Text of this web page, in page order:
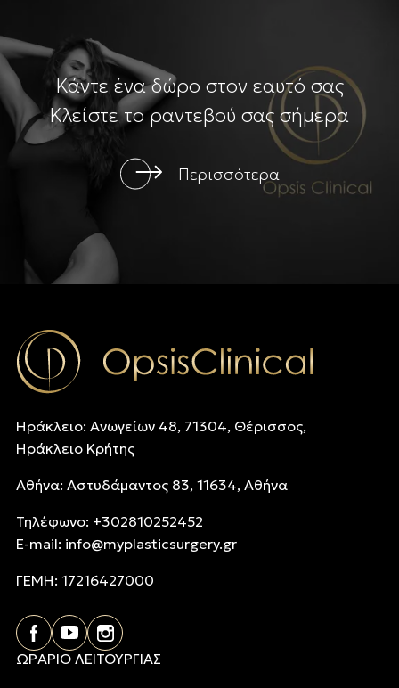
Κάντε ένα δώρο στον εαυτό σας
Κλείστε το ραντεβού σας σήμερα
Περισσότερα
Ηράκλειο: Ανωγείων 48, 71304, Θέρισσος,
Ηράκλειο Κρήτης
Αθήνα: Αστυδάμαντος 83, 11634, Αθήνα
Τηλέφωνo: +302810252452
E-mail: info@myplasticsurgery.gr
ΓΕΜΗ: 17216427000
ΩΡΑΡΙΟ ΛΕΙΤΟΥΡΓΙΑΣ